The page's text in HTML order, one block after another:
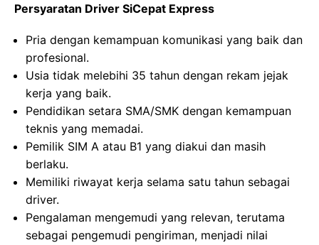
Persyaratan Driver SiCepat Express
Pria dengan kemampuan komunikasi yang baik dan
profesional.
Usia tidak melebihi 35 tahun dengan rekam jejak
kerja yang baik.
Pendidikan setara SMA/SMK dengan kemampuan
teknis yang memadai.
Pemilik SIM A atau B1 yang diakui dan masih
berlaku.
Memiliki riwayat kerja selama satu tahun sebagai
driver.
Pengalaman mengemudi yang relevan, terutama
sebagai pengemudi pengiriman, menjadi nilai